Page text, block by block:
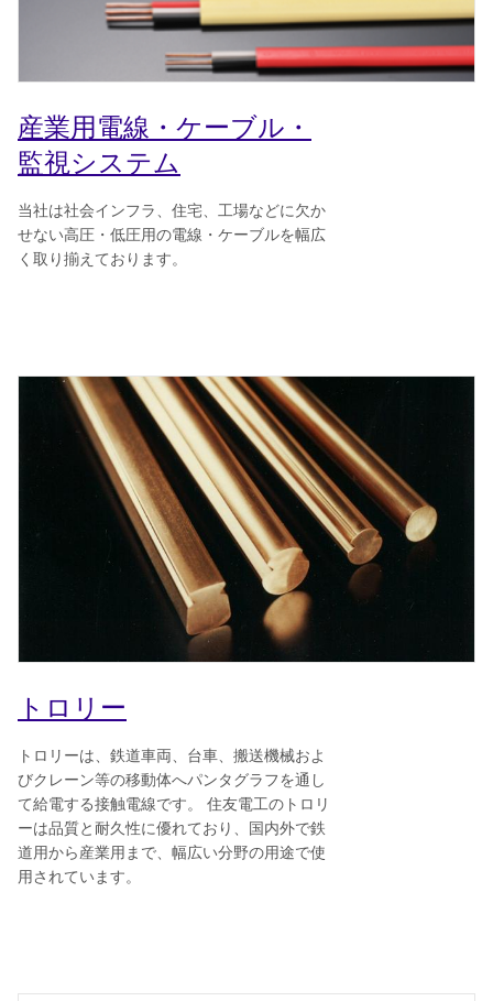
産業用電線・ケーブル・
監視システム
当社は社会インフラ、住宅、工場などに欠か
せない高圧・低圧用の電線・ケーブルを幅広
く取り揃えております。
トロリー
トロリーは、鉄道車両、台車、搬送機械およ
びクレーン等の移動体へパンタグラフを通し
て給電する接触電線です。 住友電工のトロリ
ーは品質と耐久性に優れており、国内外で鉄
道用から産業用まで、幅広い分野の用途で使
用されています。